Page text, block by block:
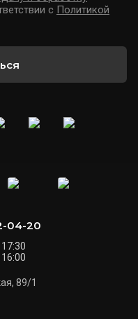
с Политикой
04-20
89/1